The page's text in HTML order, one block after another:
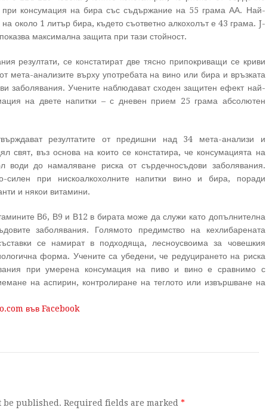
консумация на бира със съдържание на 55 грама АА. Най-
около 1 литър бира, където съответно алкохолът е 43 грама. J-
максимална защита при тази стойност.
резултати, се констатират две тясно припокриващи се криви
мета-анализите върху употребата на вино или бира и връзката
заболявания. Учените наблюдават сходен защитен ефект най-
на двете напитки – с дневен прием 25 грама абсолютен
резултатите от предишни над 34 мета-анализи и
свят, въз основа на които се констатира, че консумацията на
води до намаляване риска от сърдечносъдови заболявания.
силен при нискоалкохолните напитки вино и бира, поради
и някои витамини.
В6, В9 и В12 в бирата може да служи като допълнителна
заболявания. Голямото предимство на кехлибарената
се намират в подходяща, лесноусвоима за човешкия
форма. Учените са убедени, че редуцирането на риска
при умерена консумация на пиво и вино е сравнимо с
на аспирин, контролиране на теглото или извършване на
във Facebook
published. Required fields are marked *